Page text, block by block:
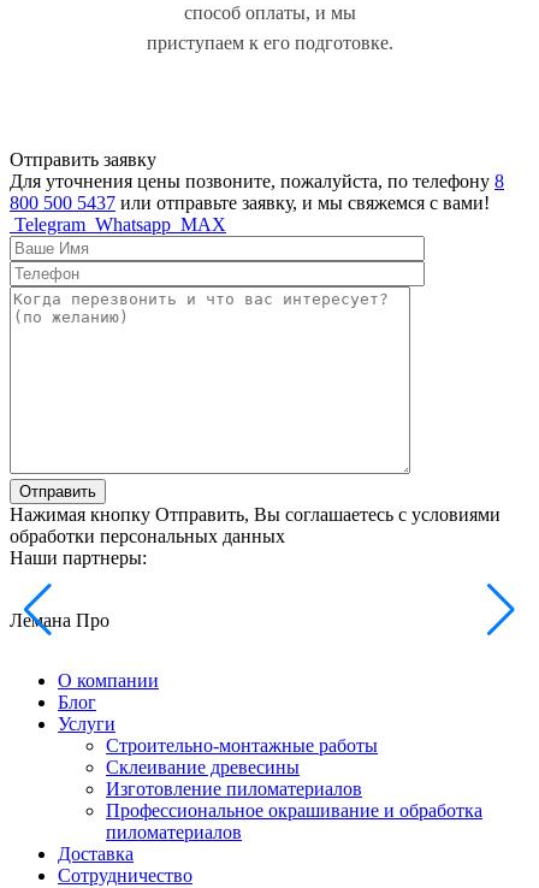
способ оплаты, и мы
приступаем к его подготовке.
Отправить заявку
Для уточнения цены позвоните, пожалуйста, по телефону 8
800 500 5437 или отправьте заявку, и мы свяжемся с вами!
Telegram Whatsapp MAX
Отправить
Нажимая кнопку Отправить, Вы соглашаетесь с условиями
обработки персональных данных
Наши партнеры:
Лемана Про
О компании
Блог
Услуги
Строительно-монтажные работы
Склеивание древесины
Изготовление пиломатериалов
Профессиональное окрашивание и обработка
пиломатериалов
Доставка
Сотрудничество